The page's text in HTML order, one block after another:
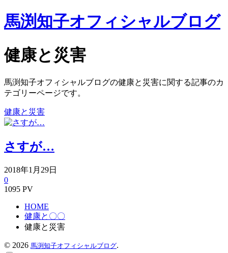
馬渕知子オフィシャルブログ
健康と災害
馬渕知子オフィシャルブログの健康と災害に関する記事のカ
テゴリーページです。
健康と災害
さすが…
2018年1月29日
0
1095 PV
HOME
健康と〇〇
健康と災害
© 2026 馬渕知子オフィシャルブログ.